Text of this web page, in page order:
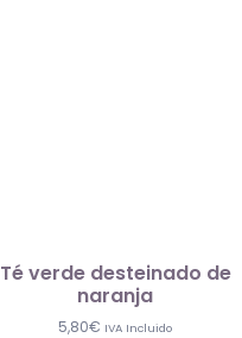
Té verde desteinado de
naranja
5,80€ IVA Incluido